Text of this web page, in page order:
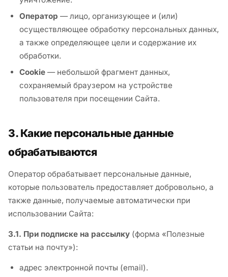
Оператор — лицо, организующее и (или)
осуществляющее обработку персональных данных,
а также определяющее цели и содержание их
обработки.
Cookie — небольшой фрагмент данных,
сохраняемый браузером на устройстве
пользователя при посещении Сайта.
3. Какие персональные данные
обрабатываются
Оператор обрабатывает персональные данные,
которые пользователь предоставляет добровольно, а
также данные, получаемые автоматически при
использовании Сайта:
3.1. При подписке на рассылку (форма «Полезные
статьи на почту»):
адрес электронной почты (email).